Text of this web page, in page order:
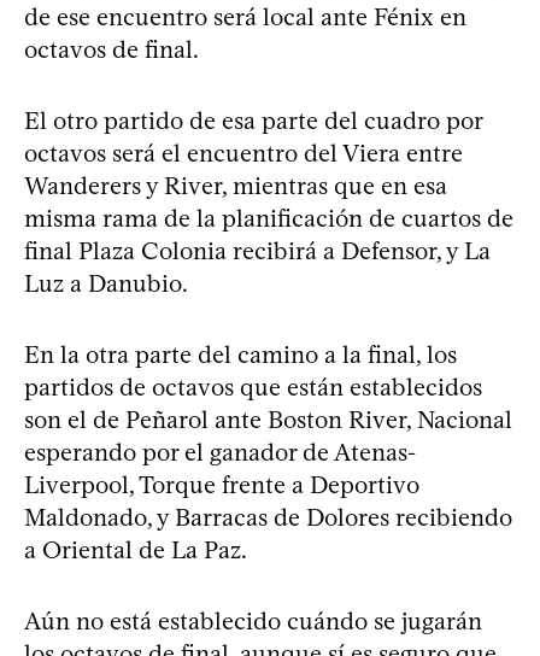
de ese encuentro será local ante Fénix en
octavos de final.
El otro partido de esa parte del cuadro por
octavos será el encuentro del Viera entre
Wanderers y River, mientras que en esa
misma rama de la planificación de cuartos de
final Plaza Colonia recibirá a Defensor, y La
Luz a Danubio.
En la otra parte del camino a la final, los
partidos de octavos que están establecidos
son el de Peñarol ante Boston River, Nacional
esperando por el ganador de Atenas-
Liverpool, Torque frente a Deportivo
Maldonado, y Barracas de Dolores recibiendo
a Oriental de La Paz.
Aún no está establecido cuándo se jugarán